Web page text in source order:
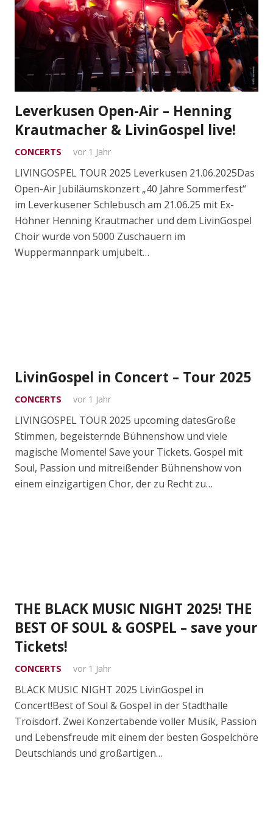
Leverkusen Open-Air – Henning
Krautmacher & LivinGospel live!
CONCERTS vor 1 Jahr
LIVINGOSPEL TOUR 2025 Leverkusen 21.06.2025Das
Open-Air Jubiläumskonzert „40 Jahre Sommerfest“
im Leverkusener Schlebusch am 21.06.25 mit Ex-
Höhner Henning Krautmacher und dem LivinGospel
Choir wurde von 5000 Zuschauern im
Wuppermannpark umjubelt…
LivinGospel in Concert – Tour 2025
CONCERTS vor 1 Jahr
LIVINGOSPEL TOUR 2025 upcoming datesGroße
Stimmen, begeisternde Bühnenshow und viele
magische Momente! Save your Tickets. Gospel mit
Soul, Passion und mitreißender Bühnenshow von
einem einzigartigen Chor, der zu Recht zu…
THE BLACK MUSIC NIGHT 2025! THE
BEST OF SOUL & GOSPEL – save your
Tickets!
CONCERTS vor 1 Jahr
BLACK MUSIC NIGHT 2025 LivinGospel in
Concert!Best of Soul & Gospel in der Stadthalle
Troisdorf. Zwei Konzertabende voller Musik, Passion
und Lebensfreude mit einem der besten Gospelchöre
Deutschlands und großartigen…